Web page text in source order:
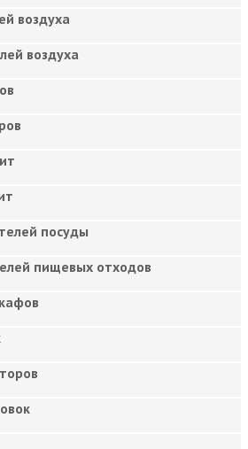
воздуха
воздуха
посуды
пищевых отходов